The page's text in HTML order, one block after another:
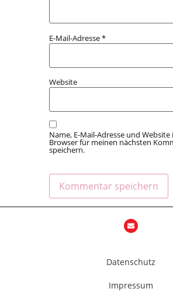
E-Mail-Adresse*
Website
Name, E-Mail-Adresse und Website
Browser für meinen nächsten
speichern.
Datenschutz
Impressum